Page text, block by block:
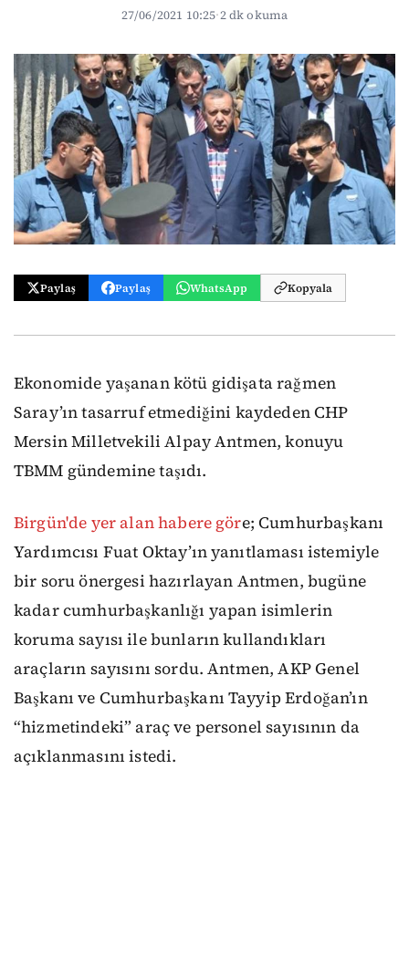
27/06/2021 10:25·2 dk okuma
Paylaş Paylaş WhatsApp Kopyala
Ekonomide yaşanan kötü gidişata rağmen
Saray’ın tasarruf etmediğini kaydeden CHP
Mersin Milletvekili Alpay Antmen, konuyu
TBMM gündemine taşıdı.
Birgün'de yer alan habere göre; Cumhurbaşkanı
Yardımcısı Fuat Oktay’ın yanıtlaması istemiyle
bir soru önergesi hazırlayan Antmen, bugüne
kadar cumhurbaşkanlığı yapan isimlerin
koruma sayısı ile bunların kullandıkları
araçların sayısını sordu. Antmen, AKP Genel
Başkanı ve Cumhurbaşkanı Tayyip Erdoğan’ın
“hizmetindeki” araç ve personel sayısının da
açıklanmasını istedi.